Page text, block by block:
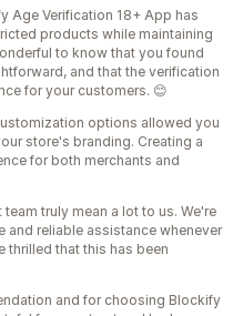
Age Verification 18+ App has
products while maintaining
to know that you found
and that the verification
for your customers. 😊
options allowed you
store's branding. Creating a
for both merchants and
truly mean a lot to us. We're
reliable assistance whenever
thrilled that this has been
and for choosing Blockify